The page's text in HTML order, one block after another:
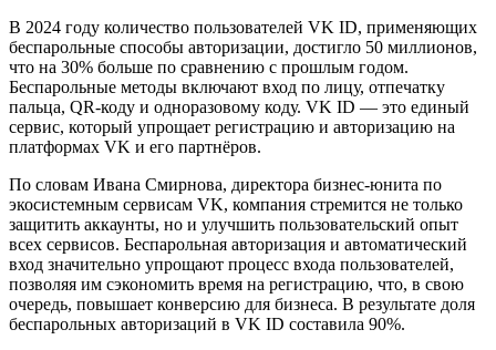
В 2024 году количество пользователей VK ID, применяющих
беспарольные способы авторизации, достигло 50 миллионов,
что на 30% больше по сравнению с прошлым годом.
Беспарольные методы включают вход по лицу, отпечатку
пальца, QR-коду и одноразовому коду. VK ID — это единый
сервис, который упрощает регистрацию и авторизацию на
платформах VK и его партнёров.
По словам Ивана Смирнова, директора бизнес-юнита по
экосистемным сервисам VK, компания стремится не только
защитить аккаунты, но и улучшить пользовательский опыт
всех сервисов. Беспарольная авторизация и автоматический
вход значительно упрощают процесс входа пользователей,
позволяя им сэкономить время на регистрацию, что, в свою
очередь, повышает конверсию для бизнеса. В результате доля
беспарольных авторизаций в VK ID составила 90%.